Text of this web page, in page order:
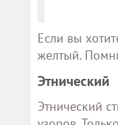
Если вы
желтый.
Этнический
Этнический